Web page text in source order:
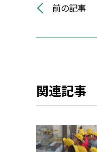
前の記事
関連記事